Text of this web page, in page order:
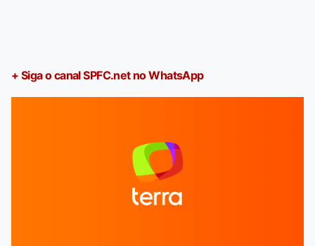
+ Siga o canal SPFC.net no WhatsApp